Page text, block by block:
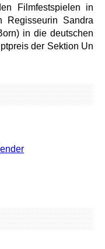
Filmfestspielen in
Regisseurin Sandra
in die deutschen
der Sektion Un